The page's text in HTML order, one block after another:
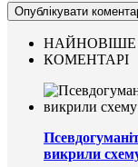
НАЙНОВІШЕ
КОМЕНТАРІ
викрили